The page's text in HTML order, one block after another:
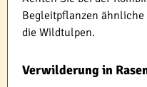
Begleitpflanzen
die Wildtulpen.
Verwilderung in